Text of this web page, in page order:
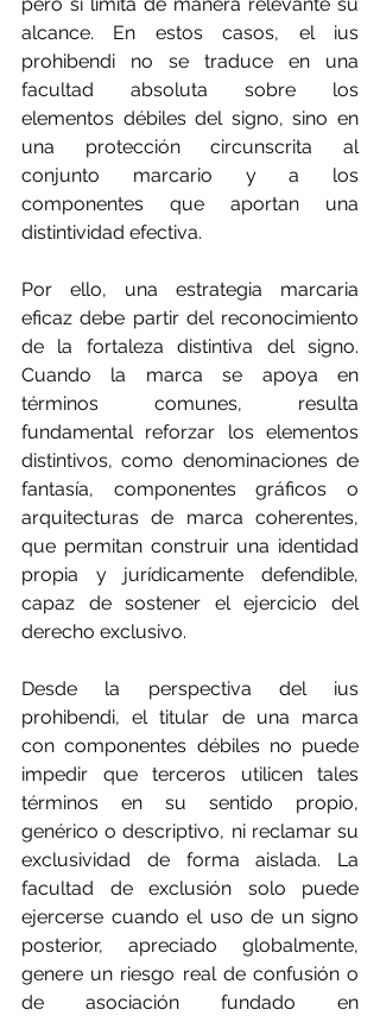
alcance. En estos casos, el ius
prohibendi no se traduce en una
facultad absoluta sobre los
elementos débiles del signo, sino en
una protección circunscrita al
conjunto marcario y a los
componentes que aportan una
distintividad efectiva.
Por ello, una estrategia marcaria
eficaz debe partir del reconocimiento
de la fortaleza distintiva del signo.
Cuando la marca se apoya en
términos comunes, resulta
fundamental reforzar los elementos
distintivos, como denominaciones de
fantasía, componentes gráficos o
arquitecturas de marca coherentes,
que permitan construir una identidad
propia y jurídicamente defendible,
capaz de sostener el ejercicio del
derecho exclusivo.
Desde la perspectiva del ius
prohibendi, el titular de una marca
con componentes débiles no puede
impedir que terceros utilicen tales
términos en su sentido propio,
genérico o descriptivo, ni reclamar su
exclusividad de forma aislada. La
facultad de exclusión solo puede
ejercerse cuando el uso de un signo
posterior, apreciado globalmente,
genere un riesgo real de confusión o
de asociación fundado en